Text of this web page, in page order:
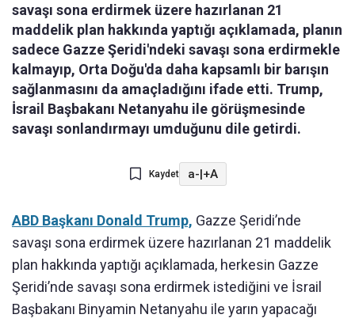
savaşı sona erdirmek üzere hazırlanan 21
maddelik plan hakkında yaptığı açıklamada, planın
sadece Gazze Şeridi'ndeki savaşı sona erdirmekle
kalmayıp, Orta Doğu'da daha kapsamlı bir barışın
sağlanmasını da amaçladığını ifade etti. Trump,
İsrail Başbakanı Netanyahu ile görüşmesinde
savaşı sonlandırmayı umduğunu dile getirdi.
Kaydet a-|+A
ABD Başkanı Donald Trump, Gazze Şeridi’nde
savaşı sona erdirmek üzere hazırlanan 21 maddelik
plan hakkında yaptığı açıklamada, herkesin Gazze
Şeridi’nde savaşı sona erdirmek istediğini ve İsrail
Başbakanı Binyamin Netanyahu ile yarın yapacağı